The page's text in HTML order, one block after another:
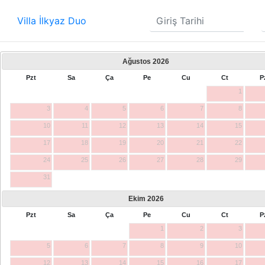
Villa İlkyaz Duo
Ağustos 2026
Pzt Sa Ça Pe Cu Ct
1
3 4 5 6 7 8
10 11 12 13 14 15
17 18 19 20 21 22
24 25 26 27 28 29
31
Ekim 2026
Pzt Sa Ça Pe Cu Ct
1
2 3
5 6 7 8 9 10
12 13 14 15 16 17